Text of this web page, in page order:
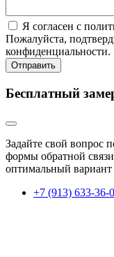
Я согласен с
Пожалуйста,
конфиденциальности.
Отправить
Бесплатный
Задайте свой вопрос
формы обратной
оптимальный вариант
+7 (913) 633-36-